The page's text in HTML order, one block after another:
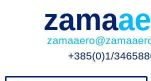
zama
+385(0)1/